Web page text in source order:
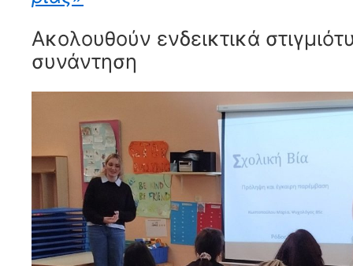
Ακολουθούν ενδεικτικά
συνάντηση